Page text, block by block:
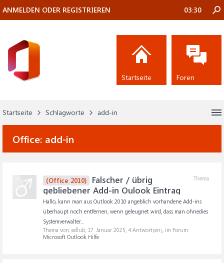
Startseite Schlagworte add-in
Office: add-in
Thema
(Office 2010)
Falscher / übrig
gebliebener Add-in Oulook Eintrag
Hallo, kann man aus Outlook 2010 angeblich vorhandene Add-ins
überhaupt noch entfernen, wenn geleugnet wird, dass man ohnedies
Systemverwalter...
Thema von: edlub, 17. Januar 2025, 4 Antwort(en), im Forum:
Microsoft Outlook Hilfe
ANMELDEN ODER REGISTRIEREN 03:30
Startseite Foren